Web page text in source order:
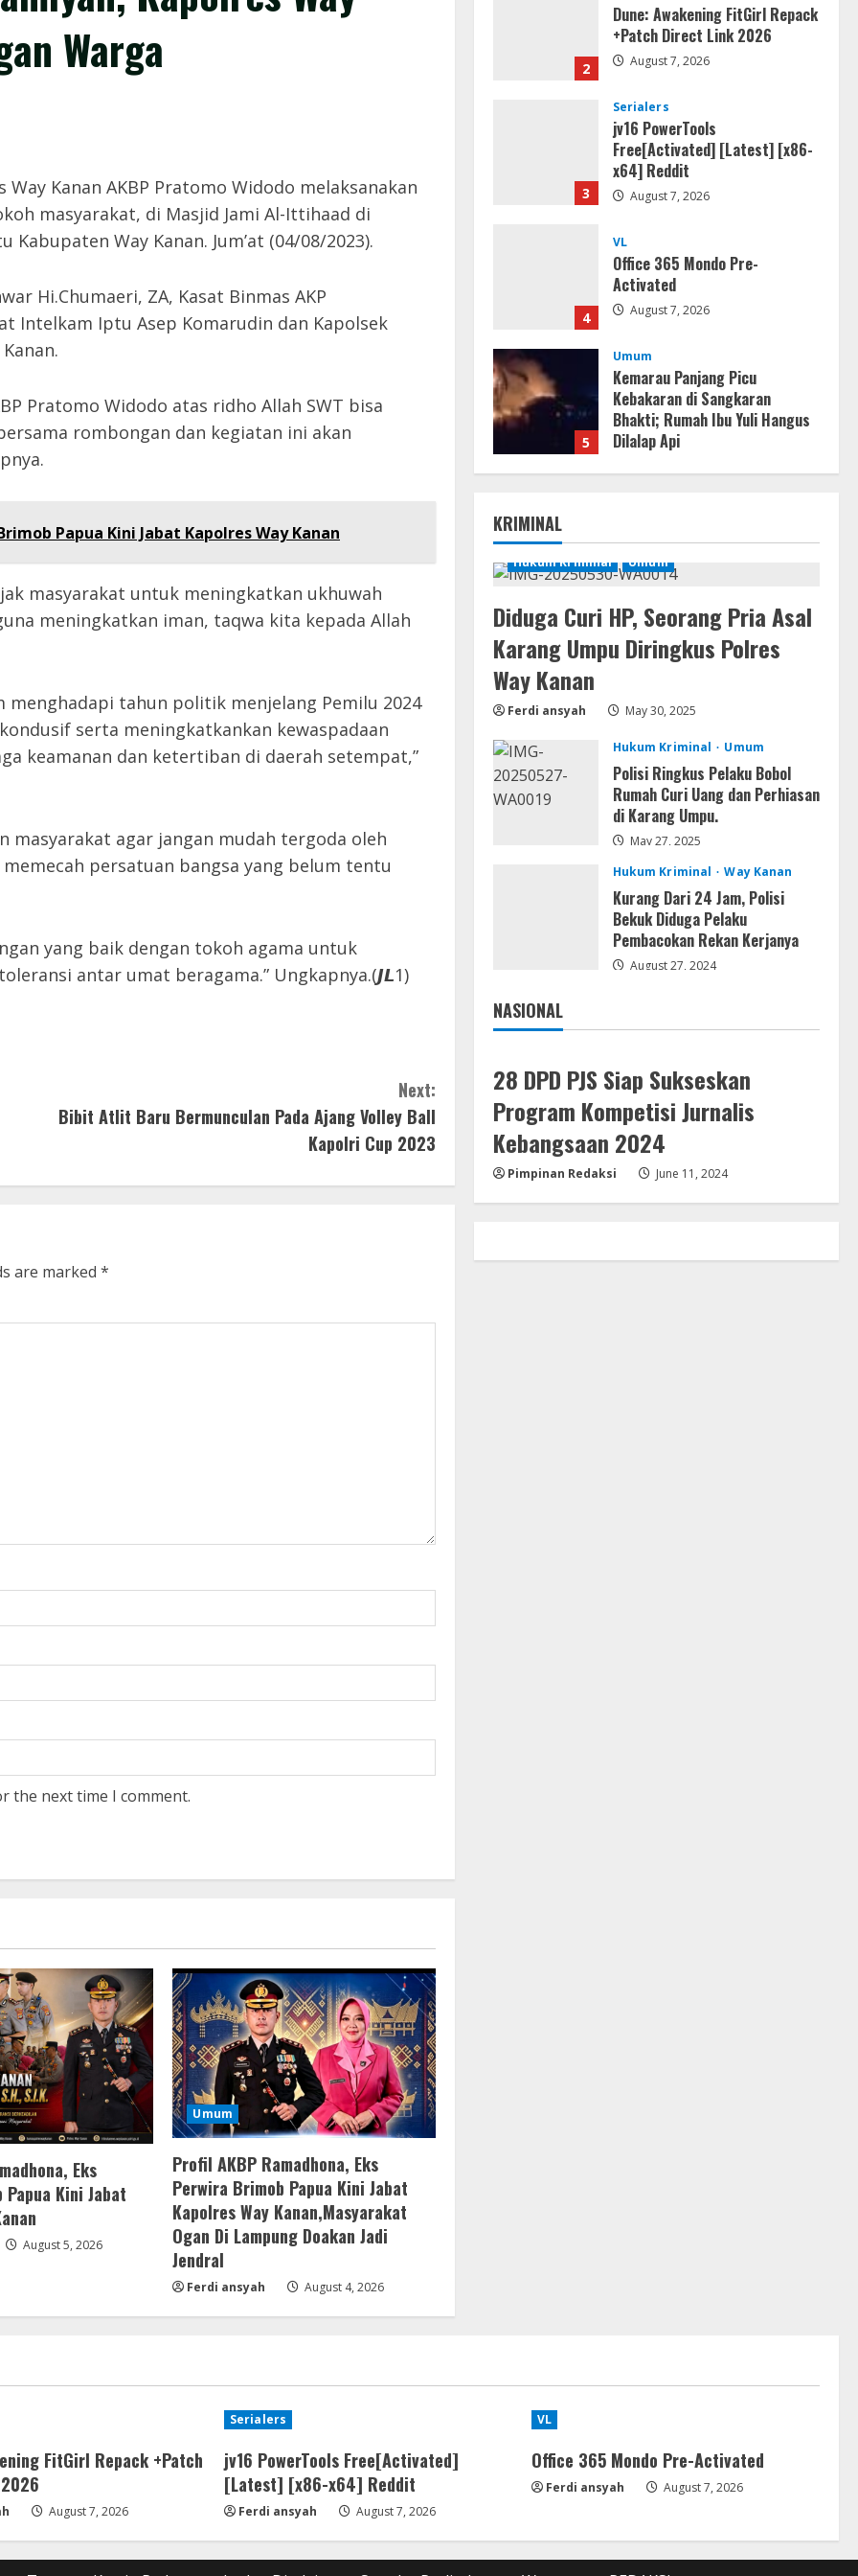
Warga
Kanan AKBP Pratomo Widodo melaksanakan
masyarakat, di Masjid Jami Al-Ittihaad di
Way Kanan. Jum’at (04/08/2023).
Hi.Chumaeri, ZA, Kasat Binmas AKP
Intelkam Iptu Asep Komarudin dan Kapolsek
Pratomo Widodo atas ridho Allah SWT bisa
rombongan dan kegiatan ini akan
Papua Kini Jabat Kapolres Way Kanan
masyarakat untuk meningkatkan ukhuwah
meningkatkan iman, taqwa kita kepada Allah
tahun politik menjelang Pemilu 2024
serta meningkatkankan kewaspadaan
keamanan dan ketertiban di daerah setempat,”
masyarakat agar jangan mudah tergoda oleh
persatuan bangsa yang belum tentu
yang baik dengan tokoh agama untuk
antar umat beragama.” Ungkapnya.(𝙅𝙇1)
Next:
Bibit Atlit Baru Bermunculan Pada Ajang Volley Ball
Kapolri Cup 2023
are marked *
the next time I comment.
Eks
Kini Jabat
August 5, 2026
Umum
Profil AKBP Ramadhona, Eks
Perwira Brimob Papua Kini Jabat
Kapolres Way Kanan,Masyarakat
Ogan Di Lampung Doakan Jadi
Jendral
Ferdi ansyah August 4, 2026
2
Dune: Awakening FitGirl Repack
+Patch Direct Link 2026
August 7, 2026
3
Serialers
jv16 PowerTools
Free[Activated] [Latest] [x86-
x64] Reddit
August 7, 2026
4
VL
Office 365 Mondo Pre-
Activated
August 7, 2026
5
Umum
Kemarau Panjang Picu
Kebakaran di Sangkaran
Bhakti; Rumah Ibu Yuli Hangus
Dilalap Api
1
2
Lan
Dune: Awakening FitGirl Repack
+Patch Direct Link 2026
jv16 PowerTools
Free[Activated] [Latest] [x86-
x64] Reddit
August 7, 2026
VL
Office 365 Mondo Pre-
Activated
August 7, 2026
August 7, 2026
KRIMINAL
Hukum Kriminal Umum
Diduga Curi HP, Seorang Pria Asal
Karang Umpu Diringkus Polres
Way Kanan
Ferdi ansyah May 30, 2025
Hukum Kriminal Umum
Polisi Ringkus Pelaku Bobol
Rumah Curi Uang dan Perhiasan
di Karang Umpu.
May 27, 2025
Hukum Kriminal
Way Kanan
Kurang Dari 24 Jam, Polisi
Bekuk Diduga Pelaku
Pembacokan Rekan Kerjanya
August 27, 2024
NASIONAL
Jakarta
28 DPD PJS Siap Sukseskan
Program Kompetisi Jurnalis
Kebangsaan 2024
Pimpinan Redaksi June 11, 2024
FitGirl Repack +Patch
August 7, 2026
Serialers
jv16 PowerTools Free[Activated]
[Latest] [x86-x64] Reddit
Ferdi ansyah August 7, 2026
VL
Office 365 Mondo Pre-Activated
Ferdi ansyah August 7, 2026